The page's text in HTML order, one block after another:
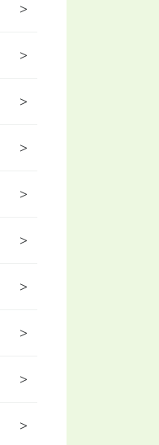
>
>
>
>
>
>
>
>
>
>